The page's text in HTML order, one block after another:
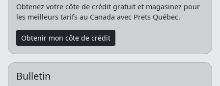
Obtenez votre côte de crédit gratuit et magasinez pour
les meilleurs tarifs au Canada avec Prets Québec.
Obtenir mon côte de crédit
Bulletin